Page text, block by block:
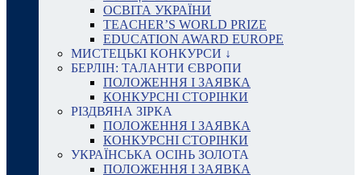
ОСВІТА УКРАЇНИ
TEACHER’S WORLD PRIZE
EDUCATION AWARD EUROPE
МИСТЕЦЬКІ КОНКУРСИ ↓
БЕРЛІН: ТАЛАНТИ ЄВРОПИ
ПОЛОЖЕННЯ І ЗАЯВКА
КОНКУРСНІ СТОРІНКИ
РІЗДВЯНА ЗІРКА
ПОЛОЖЕННЯ І ЗАЯВКА
КОНКУРСНІ СТОРІНКИ
УКРАЇНСЬКА ОСІНЬ ЗОЛОТА
ПОЛОЖЕННЯ І ЗАЯВКА